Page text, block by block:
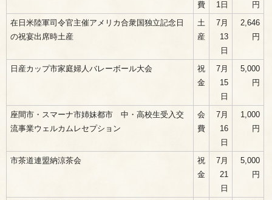
費
1日
円
在日米陸軍司令官主催アメリカ合衆国独立記念日
の祝宴出席時土産
土
産
7月
13
日
2,646
円
日産カップ市家庭婦人バレーボール大会
祝
金
7月
15
日
5,000
円
座間市・スマーナ市姉妹都市 中・高校生受入交
流事業ウェルカムレセプション
会
費
7月
16
日
1,000
円
市茶道連盟納涼茶会
祝
金
7月
21
日
5,000
円